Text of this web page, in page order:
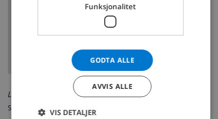
Les mer om:
Spania > Costa Blanca >
Funksjonalitet
GODTA ALLE
AVVIS ALLE
VIS DETALJER